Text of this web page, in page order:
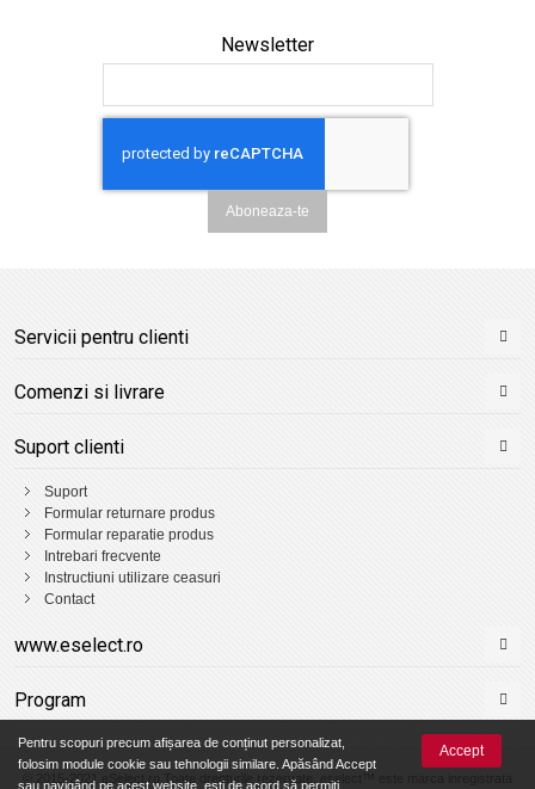
Newsletter
Aboneaza-te
Servicii pentru clienti
Comenzi si livrare
Suport clienti
Suport
Formular returnare produs
Formular reparatie produs
Intrebari frecvente
Instructiuni utilizare ceasuri
Contact
www.eselect.ro
Program
© 2015-2021 eSelect.ro Toate drepturile rezervate. eselect™ este marca inregistrata
Pentru scopuri precum afișarea de conținut personalizat,
folosim module cookie sau tehnologii similare. Apăsând Accept
sau navigând pe acest website, ești de acord să permiți
Accept